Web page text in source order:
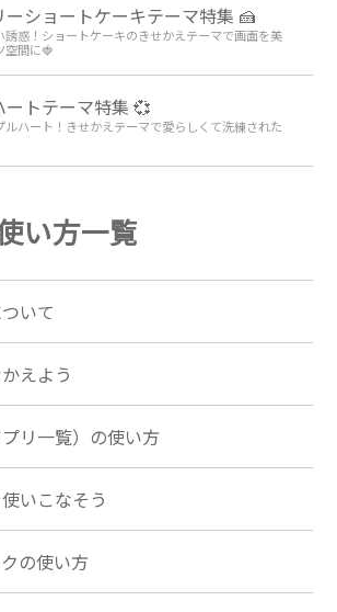
ーショートケーキテーマ特集 🍰
誘惑！ショートケーキのきせかえテーマで画面を美
空間に🍓
トテーマ特集 💞
ルハート！きせかえテーマで愛らしくて洗練された
い方一覧
いて
えよう
リ一覧）の使い方
いこなそう
の使い方